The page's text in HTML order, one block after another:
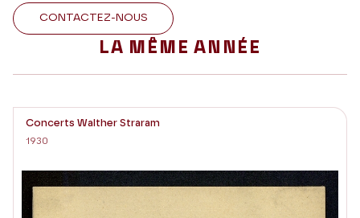
CONTACTEZ-NOUS
LA MÊME ANNÉE
Concerts Walther Straram
1930